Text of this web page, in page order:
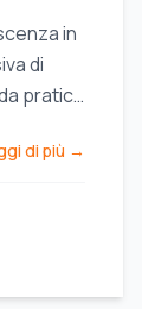
in
di
pratica
di più →